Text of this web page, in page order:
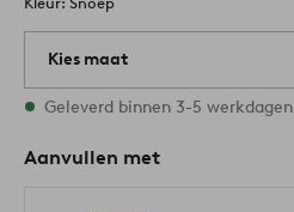
Kies maat
Alle maten zijn op voorraad
Geleverd binnen 3-5 werkdagen
Aanvullen met